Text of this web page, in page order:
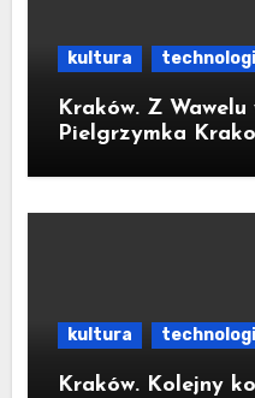
kultura
Kraków. Z Wawelu
Pielgrzymka
kultura
Kraków. Kolejny